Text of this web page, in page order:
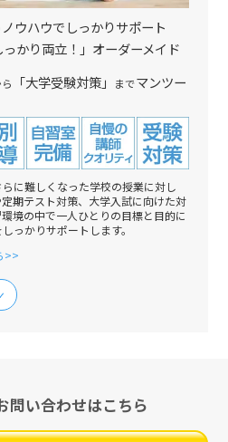
ノウハウでしっかりサポート
っかり両立！」オーダーメイド
「大学受験対策」 までマンツー
に難しくなった学校の授業に対し
期テスト対策、大学入試に向けた対
境の中で一人ひとりの目標と目的に
っかりサポートします。
>>
問い合わせはこちら